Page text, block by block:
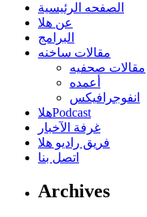
الصفحه الرئيسية
عن هلا
البرامج
مقالات ساخنه
مقالات صحفيه
أعمده
انفوجرافيكس
هلاPodcast
غرفة الآخبار
فريق راديو هلا
اتصل بنا
Archives